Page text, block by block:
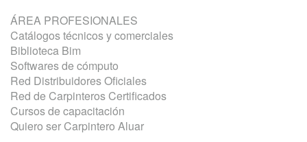
ÁREA PROFESIONALES
Catálogos técnicos y comerciales
Biblioteca Bim
Softwares de cómputo
Red Distribuidores Oficiales
Red de Carpinteros Certificados
Cursos de capacitación
Quiero ser Carpintero Aluar